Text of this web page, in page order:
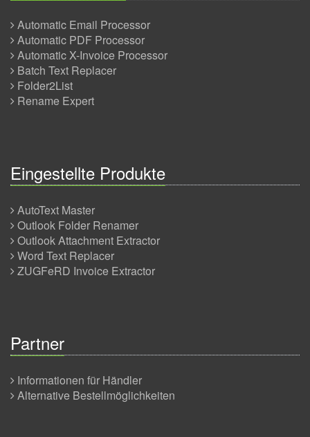
Automatic Email Processor
Automatic PDF Processor
Automatic X-Invoice Processor
Batch Text Replacer
Folder2List
Rename Expert
Eingestellte Produkte
AutoText Master
Outlook Folder Renamer
Outlook Attachment Extractor
Word Text Replacer
ZUGFeRD Invoice Extractor
Partner
Informationen für Händler
Alternative Bestellmöglichkeiten